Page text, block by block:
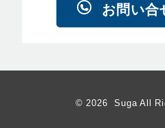
お問い合
© 2026 Suga All